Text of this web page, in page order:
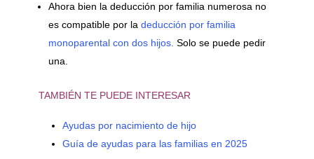
Ahora bien la deducción por familia numerosa no
es compatible por la deducción por familia
monoparental con dos hijos. Solo se puede pedir
una.
TAMBIÉN TE PUEDE INTERESAR
Ayudas por nacimiento de hijo
Guía de ayudas para las familias en 2025